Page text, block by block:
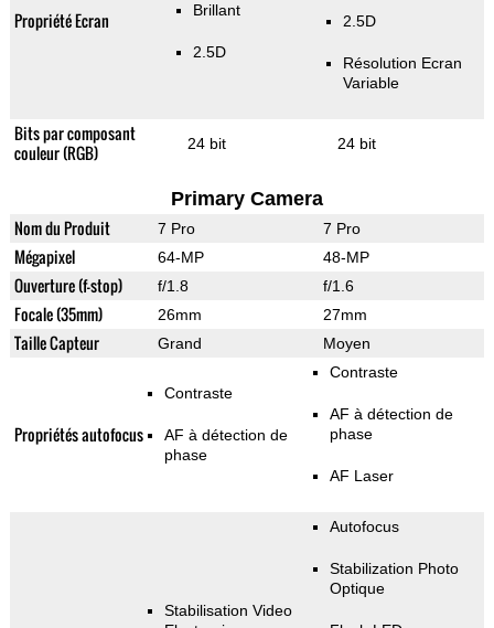
Propriété Ecran Brillant
2.5D
2.5D
Résolution Ecran
Variable
Bits par composant
couleur (RGB)
24 bit 24 bit
Primary Camera
Nom du Produit 7 Pro 7 Pro
Mégapixel 64-MP 48-MP
Ouverture (f-stop) f/1.8 f/1.6
Focale (35mm) 26mm 27mm
Taille Capteur Grand Moyen
Propriétés autofocus
Contraste
AF à détection de
phase
Contraste
AF à détection de
phase
AF Laser
Stabilisation Video
Autofocus
Stabilization Photo
Optique